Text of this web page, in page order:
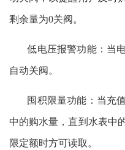
剩余量为0关阀。
低电压报警功能：当电
自动关阀。
囤积限量功能：当充值
中的购水量，直到水表中
限定额时方可读取。